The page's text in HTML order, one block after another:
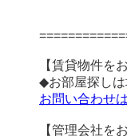
【賃貸物件を
◆お部屋探し
お問い合わせ
【管理会社を